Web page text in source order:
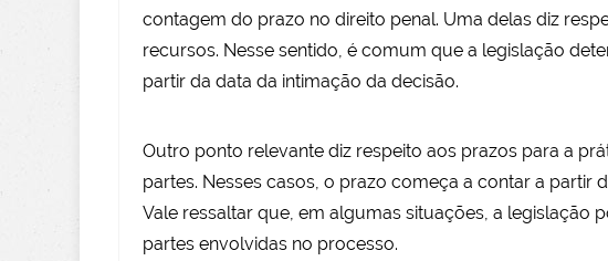
contagem do prazo no direito penal. Uma delas diz
recursos. Nesse sentido, é comum que a legislação
partir da data da intimação da decisão.
Outro ponto relevante diz respeito aos prazos para a
partes. Nesses casos, o prazo começa a contar a partir
Vale ressaltar que, em algumas situações, a legislação
partes envolvidas no processo.